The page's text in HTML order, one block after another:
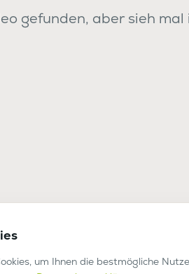
gefunden, aber sieh mal
um Ihnen die bestmögliche